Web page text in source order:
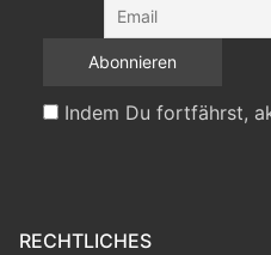
Indem Du fortfährst,
RECHTLICHES